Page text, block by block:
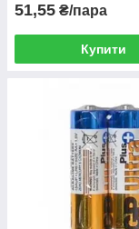
51,55 ₴/пара
Купити